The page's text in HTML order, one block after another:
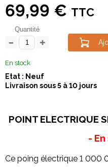
69,99 € TTC
Quantité
En stock
Etat : Neuf
Livraison sous 5 à 10 jours
POINT
-
Ce poing électrique 1 000